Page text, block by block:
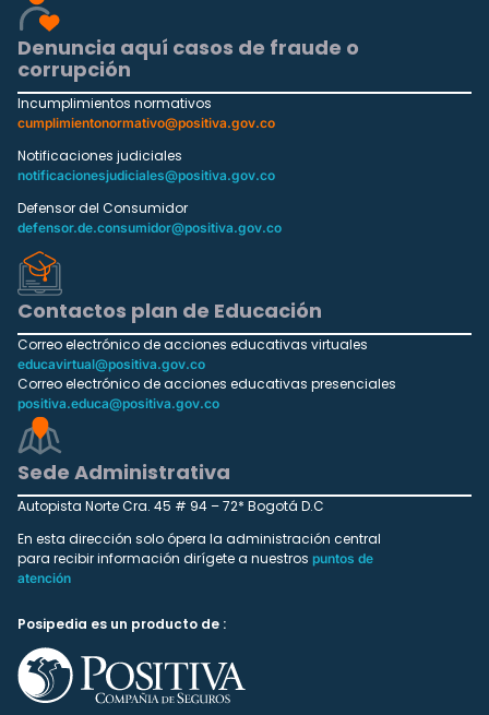
Denuncia aquí casos de fraude o
corrupción
Incumplimientos normativos
cumplimientonormativo@positiva.gov.co
Notificaciones judiciales
notificacionesjudiciales@positiva.gov.co
Defensor del Consumidor
defensor.de.consumidor@positiva.gov.co
Contactos plan de Educación
Correo electrónico de acciones educativas virtuales
educavirtual@positiva.gov.co
Correo electrónico de acciones educativas presenciales
positiva.educa@positiva.gov.co
Sede Administrativa
Autopista Norte Cra. 45 # 94 – 72* Bogotá D.C
En esta dirección solo ópera la administración central
para recibir información dirígete a nuestros puntos de
atención
Posipedia es un producto de :